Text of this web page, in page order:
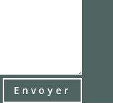
Envoyer